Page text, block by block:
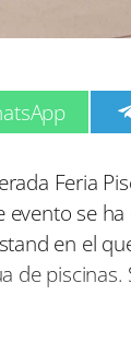
Feria
se
en el